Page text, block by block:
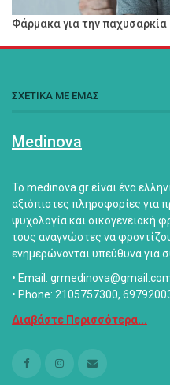
Φάρμακα για την παχυσαρκία
ΣΧΕΤΙΚΑ ΜΕ ΕΜΑΣ
Medinova
Το medinova.gr είναι ένα
αξιόπιστες πληροφορίες για
ψυχολογία και οικογενειακή
τους αναγνώστες να
ενημερώνονται υπεύθυνα για
• Email:
• Phone: 2105757300,
Διαβάστε Περισσότερα...